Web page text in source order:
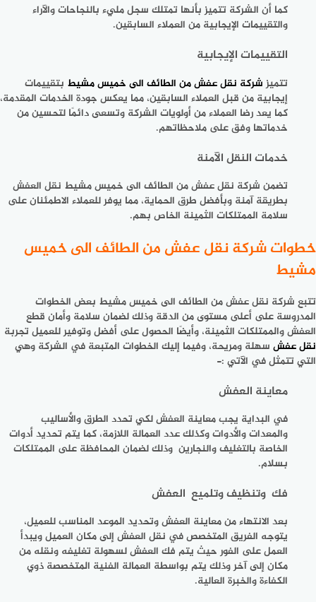
كما أن الشركة تتميز بأنها تمتلك سجل مليء بالنجاحات والآراء
والتقييمات الإيجابية من العملاء السابقين.
التقييمات الإيجابية
تتميزشركة نقل عفش من الطائف الى خميس مشيط بتقييمات
إيجابية من قبل العملاء السابقين، مما يعكس جودة الخدمات المقدمة،
كما يعد رضا العملاء من أولويات الشركة وتسعى دائمًا لتحسين من
خدماتها وفق على ملاحظاتهم.
خدمات النقل الآمنة
تضمن شركة نقل عفش من الطائف الى خميس مشيط نقل العفش
بطريقة آمنة وبأفضل طرق الحماية، مما يوفر للعملاء الاطمئنان على
سلامة الممتلكات الثمينة الخاص بهم.
خطوات شركة نقل عفش من الطائف الى خميس
مشيط
تتبع شركة نقل عفش من الطائف الى خميس مشيط بعض الخطوات
المدروسة على أعلى مستوى من الدقة وذلك لضمان سلامة وأمان قطع
العفش والممتلكات الثمينة، وأيضًا الحصول على أفضل وتوفير للعميل تجربة
نقل عفش سهلة ومريحة، وفيما إليك الخطوات المتبعة في الشركة وهي
التي تتمثل في الآتي :-
معاينة العفش
في البداية يجب معاينة العفش لكي تحدد الطرق والأساليب
والمعدات والأدوات وكذلك عدد العمالة اللازمة، كما يتم تحديد أدوات
الخاصة بالتغليف والنجارين وذلك لضمان المحافظة على الممتلكات
بسلام.
فك وتنظيف وتلميع العفش
بعد الانتهاء من معاينة العفش وتحديد الموعد المناسب للعميل،
يتوجه الفريق المتخصص في نقل العفش إلى مكان العميل ويبدأ
العمل على الفور حيث يتم فك العفش لسهولة تغليفه ونقله من
مكان إلى آخر وذلك يتم بواسطة العمالة الفنية المتخصصة ذوي
الكفاءة والخبرة العالية.